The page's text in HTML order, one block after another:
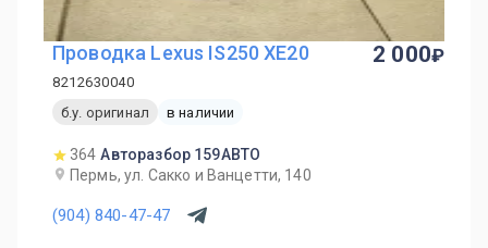
Проводка Lexus IS250 XE20
8212630040
б.у. оригинал
в наличии
364 Авторазбор 159АВТО
Пермь, ул. Сакко и Ванцетти, 140
(904) 840-47-47
2 000